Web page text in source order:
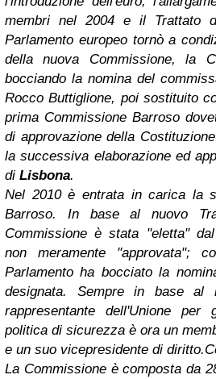
membri nel 2004 e il Trattato
Parlamento europeo tornò a
della nuova Commissione, la
bocciando la nomina del
Rocco Buttiglione, poi sostituito
prima Commissione Barroso
di approvazione della
la successiva elaborazione ed
di Lisbona.
Nel 2010 è entrata in carica la
Barroso. In base al nuovo
Commissione è stata "eletta"
non meramente "approvata";
Parlamento ha bocciato la
designata. Sempre in base al
rappresentante dell'Unione
politica di sicurezza è ora un
e un suo vicepresidente di diritto.
La Commissione è composta da